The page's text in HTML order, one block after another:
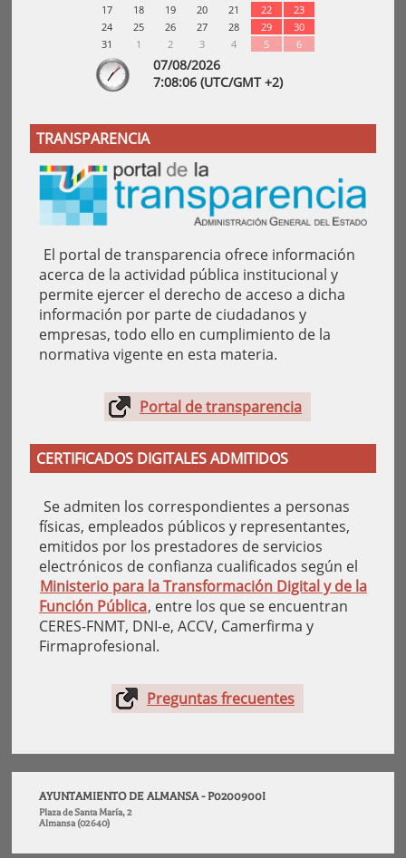
17
18 19 20 21 22
23
24
25 26 27 28 29
30
31
1 2 3 4 5 6
07/08/2026
7:08:06 (UTC/GMT +2)
TRANSPARENCIA
El portal de transparencia ofrece información
acerca de la actividad pública institucional y
permite ejercer el derecho de acceso a dicha
información por parte de ciudadanos y
empresas, todo ello en cumplimiento de la
normativa vigente en esta materia.
Portal de transparencia
CERTIFICADOS DIGITALES ADMITIDOS
Se admiten los correspondientes a personas
físicas, empleados públicos y representantes,
emitidos por los prestadores de servicios
electrónicos de confianza cualificados según el
Ministerio para la Transformación Digital y de la
Función Pública, entre los que se encuentran
CERES-FNMT, DNI-e, ACCV, Camerfirma y
Firmaprofesional.
Preguntas frecuentes
AYUNTAMIENTO DE ALMANSA - P0200900I
Plaza de Santa María, 2
Almansa (02640)